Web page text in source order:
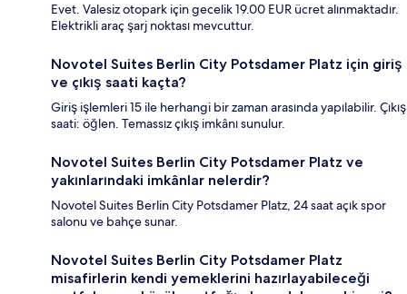
Evet. Valesiz otopark için gecelik 19.00 EUR ücret alınmaktadır.
Elektrikli araç şarj noktası mevcuttur.
Novotel Suites Berlin City Potsdamer Platz için giriş
ve çıkış saati kaçta?
Giriş işlemleri 15 ile herhangi bir zaman arasında yapılabilir. Çıkış
saati: öğlen. Temassız çıkış imkânı sunulur.
Novotel Suites Berlin City Potsdamer Platz ve
yakınlarındaki imkânlar nelerdir?
Novotel Suites Berlin City Potsdamer Platz, 24 saat açık spor
salonu ve bahçe sunar.
Novotel Suites Berlin City Potsdamer Platz
misafirlerin kendi yemeklerini hazırlayabileceği